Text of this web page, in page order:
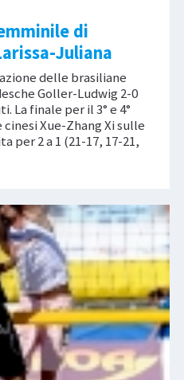
di
Juliana
delle brasiliane
Goller-Ludwig 2-0
La finale per il 3° e 4°
Xue-Zhang Xi sulle
per 2 a 1 (21-17, 17-21,